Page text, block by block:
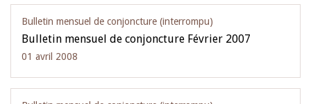
Bulletin mensuel de conjoncture (interrompu)
Bulletin mensuel de conjoncture Février 2007
01 avril 2008